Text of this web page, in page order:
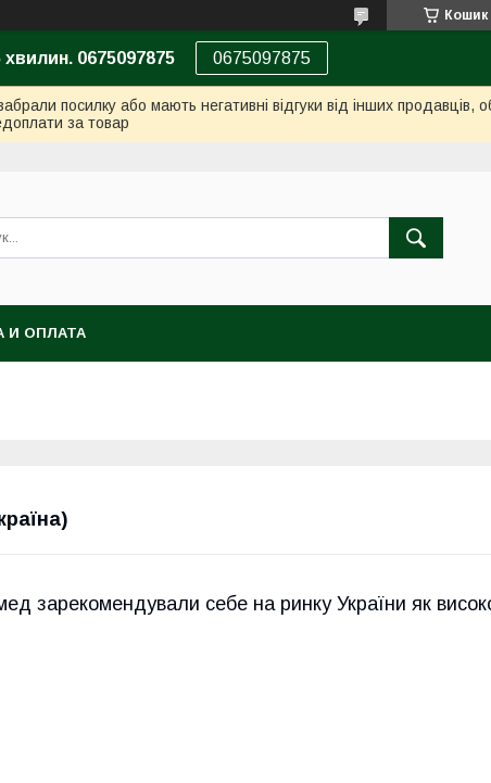
Кошик
0675097875 0675097875
посилку або мають негативні відгуки від інших продавців,
за товар
И ОПЛАТА
зарекомендували себе на ринку України як